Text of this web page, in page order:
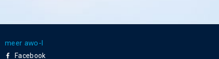
meer awo-l
Facebook